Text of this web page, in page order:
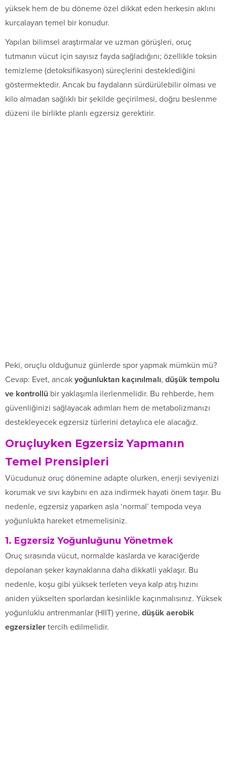
yüksek hem de bu döneme özel dikkat eden herkesin aklını
kurcalayan temel bir konudur.
Yapılan bilimsel araştırmalar ve uzman görüşleri, oruç
tutmanın vücut için sayısız fayda sağladığını; özellikle toksin
temizleme (detoksifikasyon) süreçlerini desteklediğini
göstermektedir. Ancak bu faydaların sürdürülebilir olması ve
kilo almadan sağlıklı bir şekilde geçirilmesi, doğru beslenme
düzeni ile birlikte planlı egzersiz gerektirir.
Peki, oruçlu olduğunuz günlerde spor yapmak mümkün mü?
Cevap: Evet, ancak yoğunluktan kaçınılmalı, düşük tempolu
ve kontrollü bir yaklaşımla ilerlenmelidir. Bu rehberde, hem
güvenliğinizi sağlayacak adımları hem de metabolizmanızı
destekleyecek egzersiz türlerini detaylıca ele alacağız.
Oruçluyken Egzersiz Yapmanın
Temel Prensipleri
Vücudunuz oruç dönemine adapte olurken, enerji seviyenizi
korumak ve sıvı kaybını en aza indirmek hayati önem taşır. Bu
nedenle, egzersiz yaparken asla ‘normal’ tempoda veya
yoğunlukta hareket etmemelisiniz.
1. Egzersiz Yoğunluğunu Yönetmek
Oruç sırasında vücut, normalde kaslarda ve karaciğerde
depolanan şeker kaynaklarına daha dikkatli yaklaşır. Bu
nedenle, koşu gibi yüksek terleten veya kalp atış hızını
aniden yükselten sporlardan kesinlikle kaçınmalısınız. Yüksek
yoğunluklu antrenmanlar (HIIT) yerine, düşük aerobik
egzersizler tercih edilmelidir.